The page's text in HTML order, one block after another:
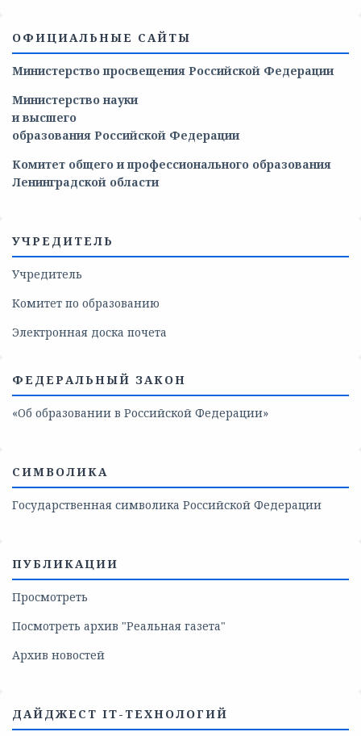
ОФИЦИАЛЬНЫЕ САЙТЫ
Министерство просвещения Российской Федерации
Министерство науки
и высшего
образования Российской Федерации
Комитет общего и профессионального образования
Ленинградской области
УЧРЕДИТЕЛЬ
Учредитель
Комитет по образованию
Электронная доска почета
ФЕДЕРАЛЬНЫЙ ЗАКОН
«Об образовании в Российской Федерации»
СИМВОЛИКА
Государственная символика Российской Федерации
ПУБЛИКАЦИИ
Просмотреть
Посмотреть архив "Реальная газета"
Архив новостей
ДАЙДЖЕСТ IT-ТЕХНОЛОГИЙ